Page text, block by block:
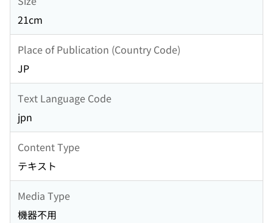
21cm
Place of Publication (Country Code)
JP
Text Language Code
jpn
Content Type
テキスト
Media Type
機器不用